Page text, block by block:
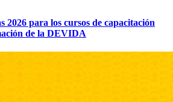
2026 para los cursos de capacitación
de la DEVIDA